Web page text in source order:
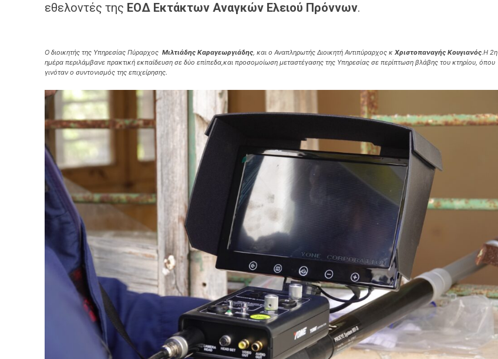
εθελοντές της ΕΟΔ Εκτάκτων Αναγκών Ελειού Πρόννων.
Ο διοικητής της Υπηρεσίας Πύραρχος Μιλτιάδης Καραγεωργιάδης, και ο Αναπληρωτής Διοικητή Αντιπύραρχος κ Χριστοπαναγής Κουγιανός.Η 2η
ημέρα περιλάμβανε πρακτική εκπαίδευση σε δύο επίπεδα,και προσομοίωση μεταστέγασης της Υπηρεσίας σε περίπτωση βλάβης του κτηρίου, όπου
γινόταν ο συντονισμός της επιχείρησης.